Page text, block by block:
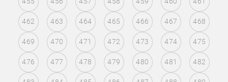
462 463 464 465 466 467 468
469 470 471 472 473 474 475
476 477 478 479 480 481 482